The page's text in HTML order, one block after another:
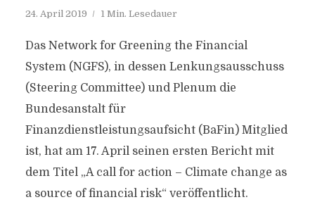
24. April 2019 1 Min. Lesedauer
Das Network for Greening the Financial
System (NGFS), in dessen Lenkungsausschuss
(Steering Committee) und Plenum die
Bundesanstalt für
Finanzdienstleistungsaufsicht (BaFin) Mitglied
ist, hat am 17. April seinen ersten Bericht mit
dem Titel „A call for action – Climate change as
a source of financial risk“ veröffentlicht.